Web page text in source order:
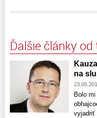
Ďalšie články
na
Bolo
vyjadriť